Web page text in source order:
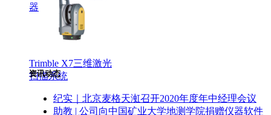
器
Trimble X7三维激光
扫描系统
资讯动态
纪实｜北京麦格天渱召开2020年度年中经理会议
助教 | 公司向中国矿业大学地测学院捐赠仪器软件